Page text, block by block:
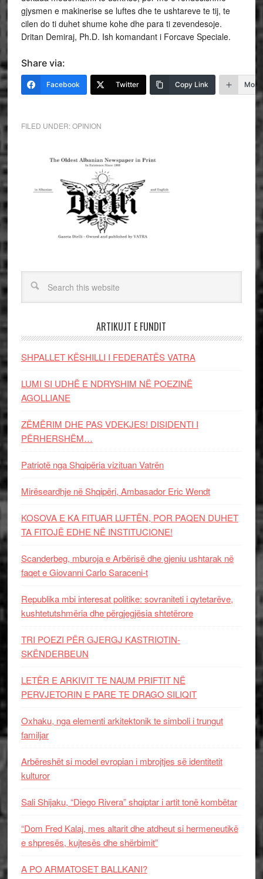
gjysmen e makinerise se luftes dhe te ushtareve te tij, te
cilen do ti duhet shume kohe dhe para ti zevendesoje.
Dritan Demiraj, Ph.D. Ish komandant i Forcave Speciale.
Share via:
Facebook Twitter Copy Link More
FILED UNDER:OPINION
ARTIKUJT E FUNDIT
SHPALLET KËSHILLI I FEDERATËS VATRA
LUMI SI UDHË E NDRYSHIM NË POEZINË
AGOLLIANE
ZËMËRIM DHE PAS VDEKJES! DISIDENTI I
PËRHERSHËM…
Patriotë nga Shqipëria vizituan Vatrën
Mirëseardhje në Shqipëri, Ambasador Eric Wendt
KOSOVA E KA FITUAR LUFTËN, POR PAQEN DUHET
TA FITOJË EDHE NË INSTITUCIONE!
Scanderbeg, mburoja e Arbërisë dhe gjeniu ushtarak në
faqet e Giovanni Carlo Saraceni-t
Republika mbi interesat politike: sovraniteti i qytetarëve,
kushtetutshmëria dhe përgjegjësia shtetërore
TRI POEZI PËR GJERGJ KASTRIOTIN-
SKËNDERBEUN
LETËR E ARKIVIT TE NAUM PRIFTIT NË
PERVJETORIN E PARE TE DRAGO SILIQIT
Oxhaku, nga elementi arkitektonik te simboli i trungut
familjar
Arbëreshët si model evropian i mbrojtjes së identitetit
kulturor
Sali Shijaku, “Diego Rivera” shqiptar i artit tonë kombëtar
“Dom Fred Kalaj, mes altarit dhe atdheut si hermeneutikë
e shpresës, kujtesës dhe shërbimit”
A PO ARMATOSET BALLKANI?